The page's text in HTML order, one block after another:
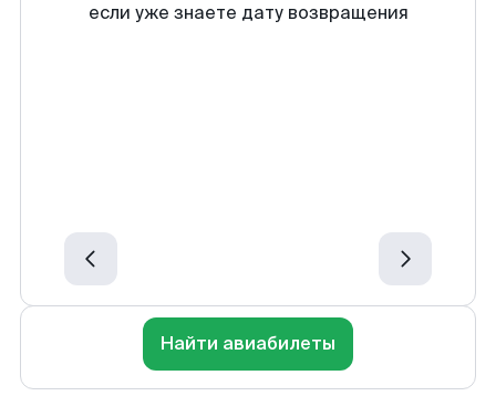
если уже знаете дату возвращения
Найти авиабилеты